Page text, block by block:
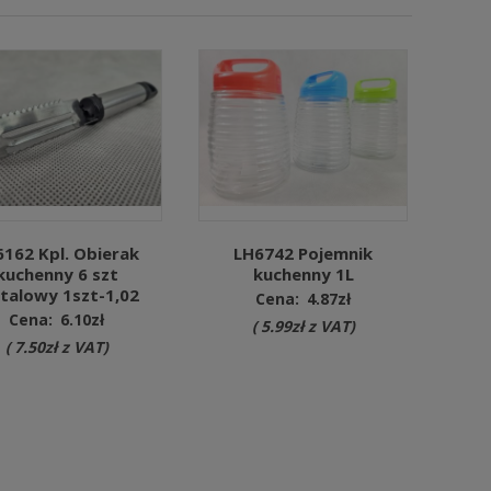
Kpl. Obierak
6 szt
1szt-1,02
Cena: 6.10zł
( 7.50złz VAT)
LH6742 Pojemnik
kuchenny 1L
Cena: 4.87zł
( 5.99złz VAT)